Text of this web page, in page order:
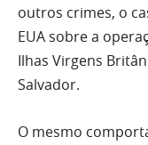
outros crimes, o
EUA sobre a
Ilhas Virgens
Salvador.
O mesmo